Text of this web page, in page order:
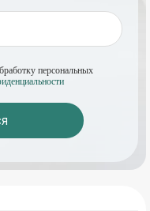
персональных